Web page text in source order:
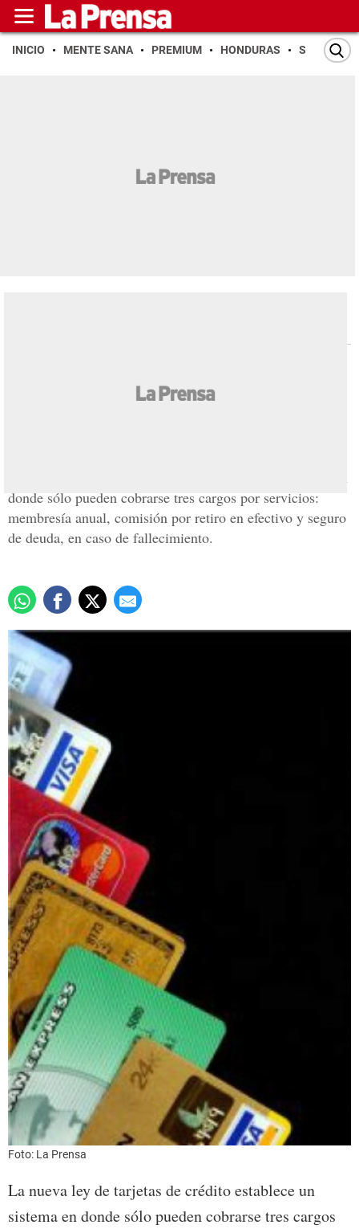
INICIO MENTE SANA PREMIUM HONDURAS SAN PEDRO
Sólo tres cobros harán en
tarjetas de crédito
La nueva ley de tarjetas de crédito establece un sistema en
donde sólo pueden cobrarse tres cargos por servicios:
membresía anual, comisión por retiro en efectivo y seguro
de deuda, en caso de fallecimiento.
Foto: La Prensa
La nueva ley de tarjetas de crédito establece un
sistema en donde sólo pueden cobrarse tres cargos